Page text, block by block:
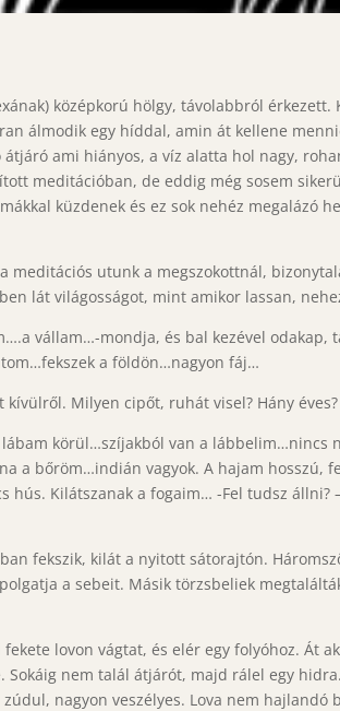
középkorú hölgy, távolabbról
álmodik egy híddal, amin át kellene
átjáró ami hiányos, a víz alatta hol nagy,
meditációban, de eddig még sosem
küzdenek és ez sok nehéz megalázó
meditációs utunk a megszokottnál,
lát világosságot, mint amikor lassan,
vállam…-mondja, és bal kezével odakap,
a földön…nagyon fáj…
kívülről. Milyen cipőt, ruhát visel? Hány
körül…szíjakból van a lábbelim…nincs
a bőröm…indián vagyok. A hajam hosszú,
hús. Kilátszanak a fogaim… -Fel tudsz
fekszik, kilát a nyitott sátorajtón.
a sebeit. Másik törzsbeliek
fekete lovon vágtat, és elér egy folyóhoz. Át
Sokáig nem talál átjárót, majd rálel egy
nagyon veszélyes. Lova nem